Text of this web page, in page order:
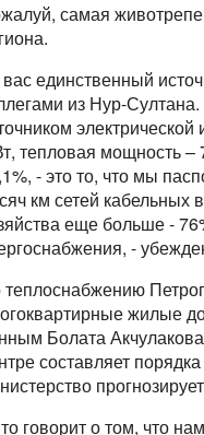
самая
единственный
из Нур-
тепловая мощность –
- это то, что мы
км сетей кабельных
еще больше -
-
жилые
Болата
составляет
говорит о том, что